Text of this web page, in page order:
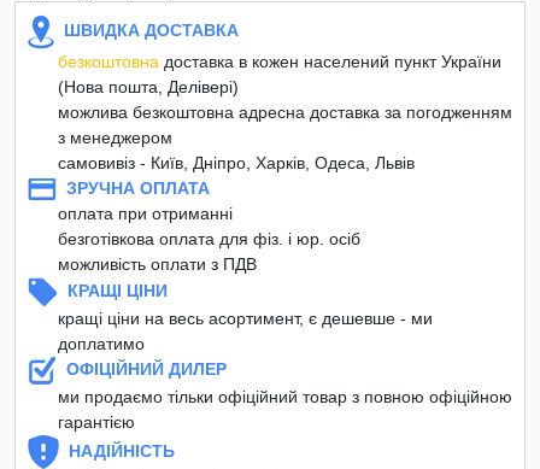
ШВИДКА ДОСТАВКА
безкоштовна доставка в кожен населений пункт України
(Нова пошта, Делівері)
можлива безкоштовна адресна доставка за погодженням
з менеджером
самовивіз - Київ, Дніпро, Харків, Одеса, Львів
ЗРУЧНА ОПЛАТА
оплата при отриманні
безготівкова оплата для фіз. і юр. осіб
можливість оплати з ПДВ
КРАЩІ ЦІНИ
кращі ціни на весь асортимент, є дешевше - ми
доплатимо
ОФІЦІЙНИЙ ДИЛЕР
ми продаємо тільки офіційний товар з повною офіційною
гарантією
НАДІЙНІСТЬ